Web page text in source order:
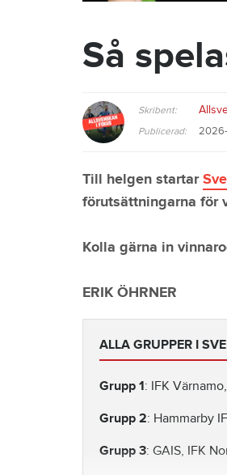
Så
Skribent:
Publicerad:
Till helgen startar
förutsättningarna för
Kolla gärna in
ERIK ÖHRNER
ALLA GRUPPER I
Grupp 1: IFK
Grupp 2: Hammarby
Grupp 3: GAIS, IFK